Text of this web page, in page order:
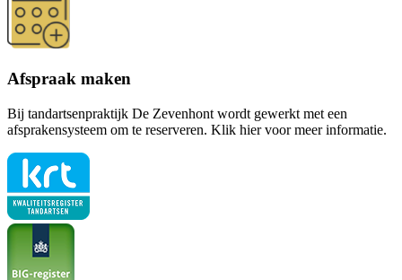
Afspraak maken
Bij tandartsenpraktijk De Zevenhont wordt gewerkt met een
afsprakensysteem om te reserveren. Klik hier voor meer informatie.